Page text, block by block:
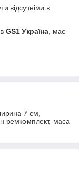
відсутніми в
GS1 Україна , має
7 см,
ремкомплект, маса